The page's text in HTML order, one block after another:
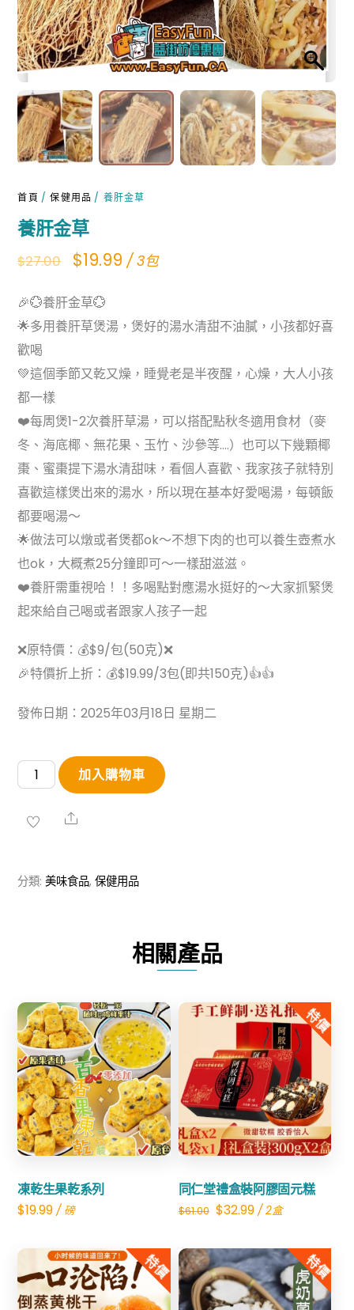
首頁 /保健用品 / 養肝金草
養肝金草
$27.00
Original
was:
$27.00.
$19.99Current
$19.99.
/ 3包
🎉💮養肝金草💮
🌟多用養肝草煲湯，煲好的湯水清甜不油膩，小孩都好喜
歡喝
💚這個季節又乾又燥，睡覺老是半夜醒，心燥，大人小孩
都一樣
❤️每周煲1-2次養肝草湯，可以搭配點秋冬適用食材（麥
冬、海底椰、無花果、玉竹、沙參等….）也可以下幾顆椰
棗、蜜棗提下湯水清甜味，看個人喜歡、我家孩子就特別
喜歡這樣煲出來的湯水，所以現在基本好愛喝湯，每頓飯
都要喝湯～
🌟做法可以燉或者煲都ok～不想下肉的也可以養生壺煮水
也ok，大概煮25分鐘即可～一樣甜滋滋。
❤️養肝需重視哈！！多喝點對應湯水挺好的～大家抓緊煲
起來給自己喝或者跟家人孩子一起
❌原特價：💰$9/包(50克)❌
🎉特價折上折：💰$19.99/3包(即共150克)👍👍
發佈日期：2025年03月18日 星期二
肝
金
量
加入購物車
Share
分類:美味食品,保健用品
相關產品
凍乾生果乾系列
$19.99 / 磅
Share
特價
同仁堂禮盒裝阿膠固元糕
$61.00 Original
was:
$61.00.
$32.99Current
is:
$32.99.
/ 2盒
Share
特價 特價